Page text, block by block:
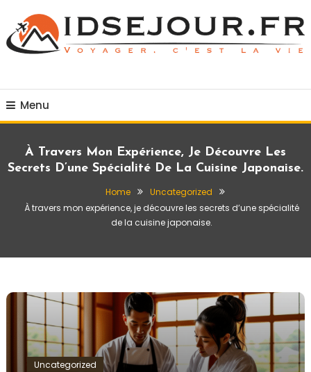
Content
Menu
À Travers Mon Expérience, Je Découvre Les
Secrets D’une Spécialité De La Cuisine Japonaise.
Home
Uncategorized
À travers mon expérience, je découvre les secrets d’une spécialité
de la cuisine japonaise.
Uncategorized